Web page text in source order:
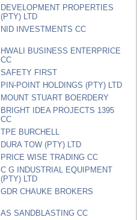
DEVELOPMENT PROPERTIES
(PTY) LTD
NID INVESTMENTS CC
HWALI BUSINESS ENTERPRICE
CC
SAFETY FIRST
PIN-POINT HOLDINGS (PTY) LTD
MOUNT STUART BOERDERY
BRIGHT IDEA PROJECTS 1395
CC
TPE BURCHELL
DURA TOW (PTY) LTD
PRICE WISE TRADING CC
C G INDUSTRIAL EQUIPMENT
(PTY) LTD
GDR CHAUKE BROKERS
AS SANDBLASTING CC